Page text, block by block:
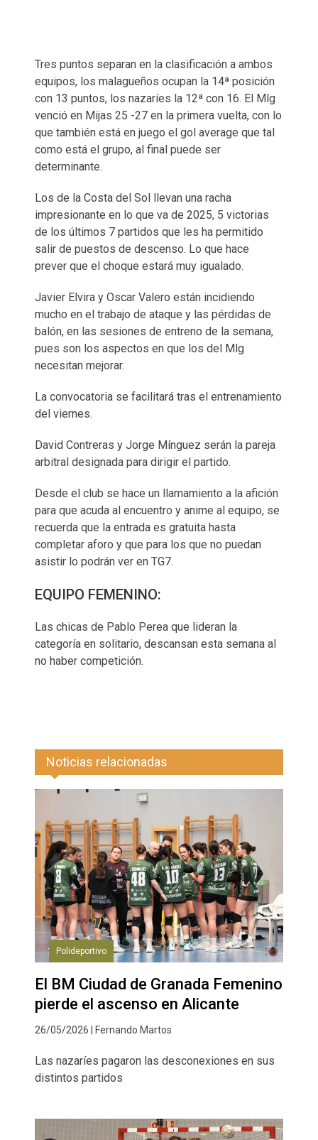
Tres puntos separan en la clasificación a ambos
equipos, los malagueños ocupan la 14ª posición
con 13 puntos, los nazaríes la 12ª con 16. El Mlg
venció en Mijas 25 -27 en la primera vuelta, con lo
que también está en juego el gol average que tal
como está el grupo, al final puede ser
determinante.
Los de la Costa del Sol llevan una racha
impresionante en lo que va de 2025, 5 victorias
de los últimos 7 partidos que les ha permitido
salir de puestos de descenso. Lo que hace
prever que el choque estará muy igualado.
Javier Elvira y Oscar Valero están incidiendo
mucho en el trabajo de ataque y las pérdidas de
balón, en las sesiones de entreno de la semana,
pues son los aspectos en que los del Mlg
necesitan mejorar.
La convocatoria se facilitará tras el entrenamiento
del viernes.
David Contreras y Jorge Mínguez serán la pareja
arbitral designada para dirigir el partido.
Desde el club se hace un llamamiento a la afición
para que acuda al encuentro y anime al equipo, se
recuerda que la entrada es gratuita hasta
completar aforo y que para los que no puedan
asistir lo podrán ver en TG7.
EQUIPO FEMENINO:
Las chicas de Pablo Perea que lideran la
categoría en solitario, descansan esta semana al
no haber competición.
Noticias relacionadas
Polideportivo
El BM Ciudad de Granada Femenino
pierde el ascenso en Alicante
26/05/2026 | Fernando Martos
Las nazaríes pagaron las desconexiones en sus
distintos partidos